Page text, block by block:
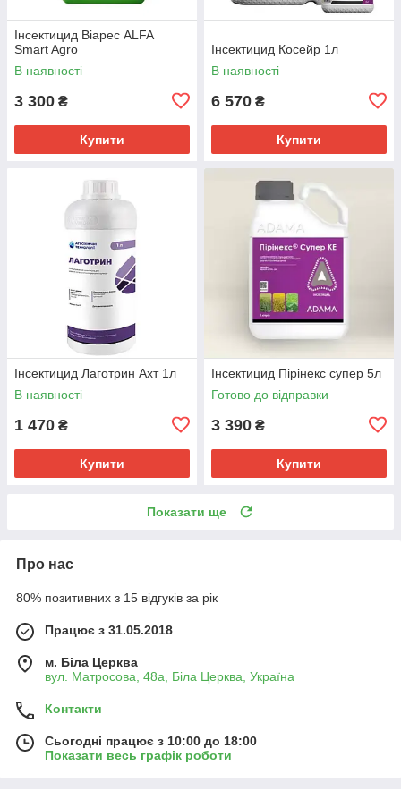
Інсектицид Віарес ALFA
Smart Agro
В наявності
3 300 ₴
Купити
Інсектицид Косейр 1л
В наявності
6 570 ₴
Купити
Інсектицид Лаготрин Ахт 1л
В наявності
1 470 ₴
Купити
Інсектицид Пірінекс супер 5л
Готово до відправки
3 390 ₴
Купити
Показати ще
Про нас
80% позитивних з 15 відгуків за рік
Працює з 31.05.2018
м. Біла Церква
вул. Матросова, 48а, Біла Церква, Україна
Контакти
Сьогодні працює з 10:00 до 18:00
Показати весь графік роботи